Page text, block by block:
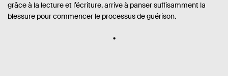
grâce à la lecture et l’écriture, arrive à panser suffisamment la
blessure pour commencer le processus de guérison.